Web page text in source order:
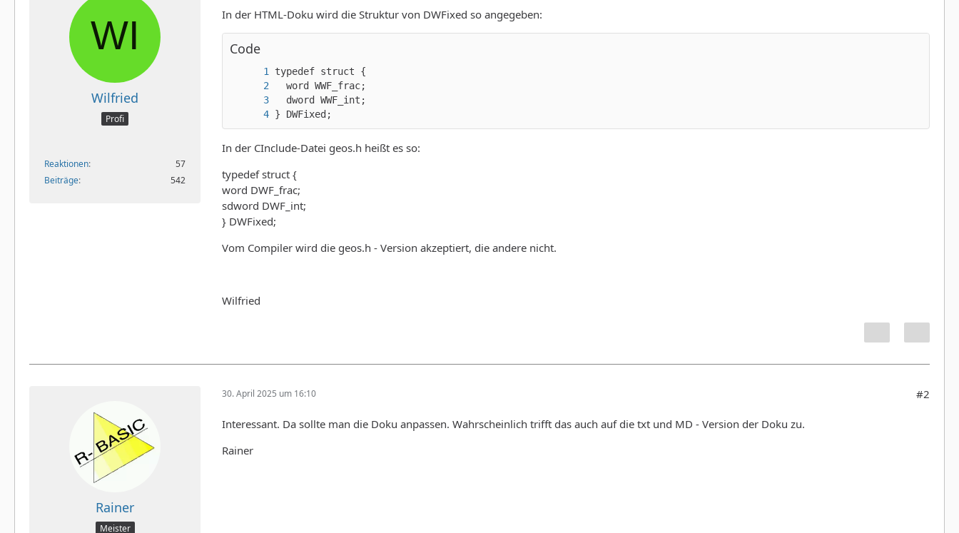
Wilfried
Profi
Reaktionen
57
Beiträge
542
In der HTML-Doku wird die Struktur von DWFixed so angegeben:
Code
} DWFixed;
In der CInclude-Datei geos.h heißt es so:
typedef struct {
word DWF_frac;
sdword DWF_int;
} DWFixed;
Vom Compiler wird die geos.h - Version akzeptiert, die andere nicht.
Wilfried
Rainer
Meister
30. April 2025 um 16:10 #2
Interessant. Da sollte man die Doku anpassen. Wahrscheinlich trifft das auch auf die txt und MD - Version der Doku zu.
Rainer